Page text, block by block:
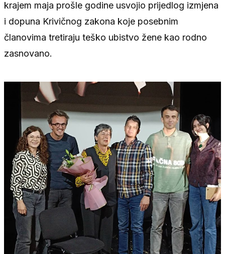
krajem maja prošle godine usvojio prijedlog izmjena
i dopuna Krivičnog zakona koje posebnim
članovima tretiraju teško ubistvo žene kao rodno
zasnovano.